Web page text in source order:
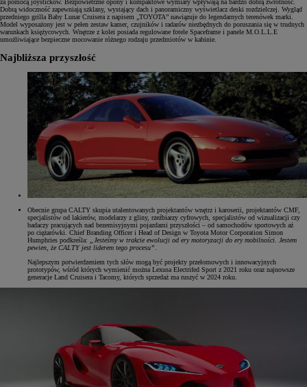
za pomocą joysticków. Bezpowietrzne opony i kompaktowe wymiary wpływają na bardzo dobrą zwrotność.
Dobrą widoczność zapewniają szklany, wystający dach i panoramiczny wyświetlacz deski rozdzielczej. Wygląd
przedniego grilla Baby Lunar Cruisera z napisem „TOYOTA” nawiązuje do legendarnych terenówek marki.
Model wyposażony jest w pełen zestaw kamer, czujników i radarów niezbędnych do poruszania się w trudnych
warunkach księżycowych. Wnętrze z kolei posiada regulowane fotele Spaceframe i panele M.O.L.L.E
umożliwiające bezpieczne mocowanie różnego rodzaju przedmiotów w kabinie.
Najbliższa przyszłość
Obecnie grupa CALTY skupia utalentowanych projektantów wnętrz i karoserii, projektantów CMF,
specjalistów od lakierów, modelarzy z gliny, rzeźbiarzy cyfrowych, specjalistów od wizualizacji czy
badaczy pracujących nad bezemisyjnymi pojazdami przyszłości – od samochodów sportowych aż
po ciężarówki. Chief Branding Officer i Head of Design w Toyota Motor Corporation Simon
Humphries podkreśla:
„Jesteśmy w trakcie ewolucji od ery motoryzacji do ery mobilności. Jestem
pewien, że CALTY jest liderem tego procesu”
Najlepszym potwierdzeniem tych słów mogą być projekty przełomowych i innowacyjnych
prototypów, wśród których wymienić można Lexusa Electrifed Sport z 2021 roku oraz najnowsze
generacje Land Cruisera i Tacomy, których sprzedaż ma ruszyć w 2024 roku.